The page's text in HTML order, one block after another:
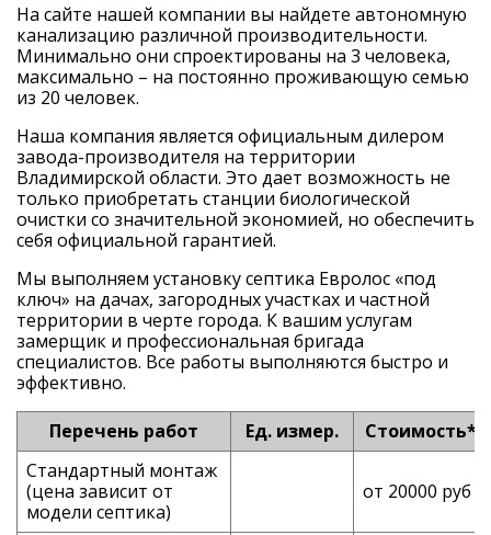
На сайте нашей компании вы найдете автономную
канализацию различной производительности.
Минимально они спроектированы на 3 человека,
максимально – на постоянно проживающую семью
из 20 человек.
Наша компания является официальным дилером
завода-производителя на территории
Владимирской области. Это дает возможность не
только приобретать станции биологической
очистки со значительной экономией, но обеспечить
себя официальной гарантией.
Мы выполняем установку септика Евролос «под
ключ» на дачах, загородных участках и частной
территории в черте города. К вашим услугам
замерщик и профессиональная бригада
специалистов. Все работы выполняются быстро и
эффективно.
Перечень работ
Ед. измер.
Стоимость*
Стандартный монтаж
(цена зависит от
модели септика)
от 20000 руб